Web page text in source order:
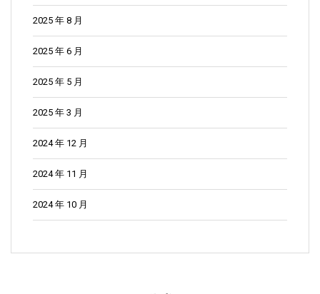
2025 年 8 月
2025 年 6 月
2025 年 5 月
2025 年 3 月
2024 年 12 月
2024 年 11 月
2024 年 10 月